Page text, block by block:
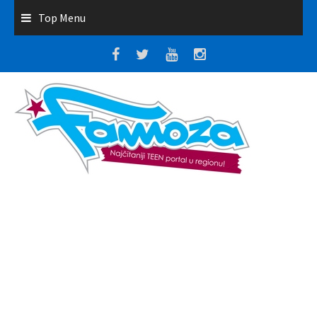
Top Menu